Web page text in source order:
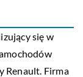
się w
Renault. Firma